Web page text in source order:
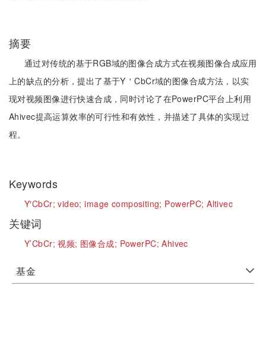
摘要
通过对传统的基于RGB域的图像合成方式在视频图像合成应用
上的缺点的分析，提出了基于Y＇CbCr域的图像合成方法，以实
现对视频图像进行快速合成，同时讨论了在PowerPC平台上利用
Ahivec提高运算效率的可行性和有效性，并描述了具体的实现过
程。
Keywords
Y′CbCr;video;image compositing; PowerPC;Altivec
关键词
Y’CbCr;视频; 图像合成; PowerPC;Ahivec
基金